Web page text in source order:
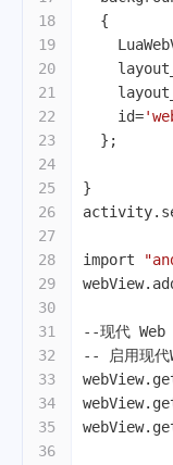
18
19
20
21
22
23
24
25
26
27
28
29
30
31
32
33
34
35
36
  {
    id=
  };
}
import
--现代 Web
-- 启用现代